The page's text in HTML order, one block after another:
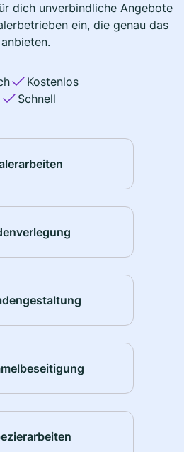
dich unverbindliche Angebote
ein, die genau das
anbieten.
Kostenlos
Schnell